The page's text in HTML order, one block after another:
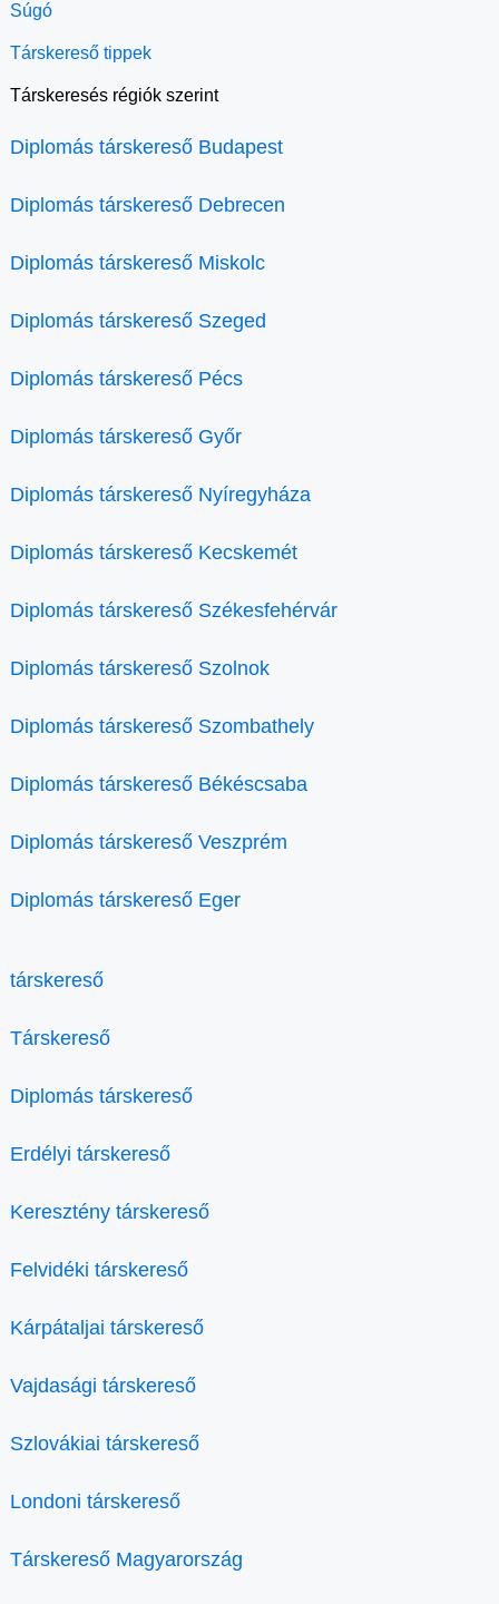
Súgó
Társkereső tippek
Társkeresés régiók szerint
Diplomás társkereső Budapest
Diplomás társkereső Debrecen
Diplomás társkereső Miskolc
Diplomás társkereső Szeged
Diplomás társkereső Pécs
Diplomás társkereső Győr
Diplomás társkereső Nyíregyháza
Diplomás társkereső Kecskemét
Diplomás társkereső Székesfehérvár
Diplomás társkereső Szolnok
Diplomás társkereső Szombathely
Diplomás társkereső Békéscsaba
Diplomás társkereső Veszprém
Diplomás társkereső Eger
társkereső
Társkereső
Diplomás társkereső
Erdélyi társkereső
Keresztény társkereső
Felvidéki társkereső
Kárpátaljai társkereső
Vajdasági társkereső
Szlovákiai társkereső
Londoni társkereső
Társkereső Magyarország